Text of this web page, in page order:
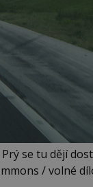
se tu dějí
/ volné